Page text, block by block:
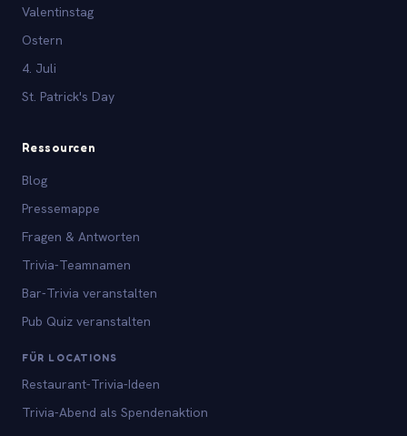
Valentinstag
Ostern
4. Juli
St. Patrick's Day
Ressourcen
Blog
Pressemappe
Fragen & Antworten
Trivia-Teamnamen
Bar-Trivia veranstalten
Pub Quiz veranstalten
FÜR LOCATIONS
Restaurant-Trivia-Ideen
Trivia-Abend als Spendenaktion